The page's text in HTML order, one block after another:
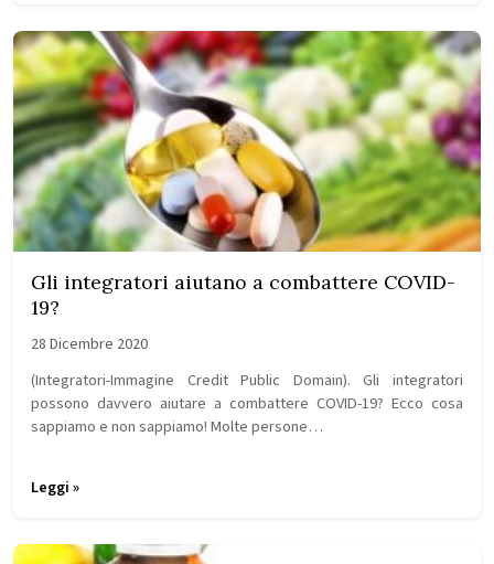
Gli integratori aiutano a combattere COVID-
19?
28 Dicembre 2020
(Integratori-Immagine Credit Public Domain). Gli integratori
possono davvero aiutare a combattere COVID-19? Ecco cosa
sappiamo e non sappiamo! Molte persone…
Leggi »